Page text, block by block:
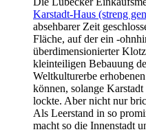
Karstadt-Haus (streng
absehbarer Zeit
Fläche, auf der ein -
überdimensionierter
kleinteiligen Bebauung
Weltkulturerbe
können, solange
lockte. Aber nicht nur
Als Leerstand in so
macht so die Innenstadt